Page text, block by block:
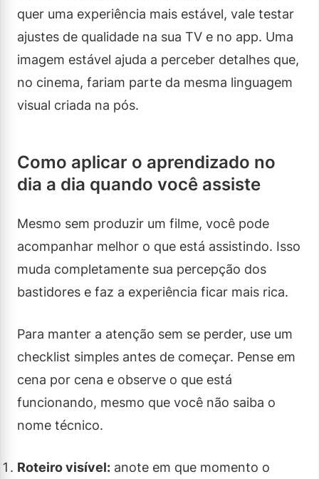
quer uma experiência mais estável, vale testar
ajustes de qualidade na sua TV e no app. Uma
imagem estável ajuda a perceber detalhes que,
no cinema, fariam parte da mesma linguagem
visual criada na pós.
Como aplicar o aprendizado no
dia a dia quando você assiste
Mesmo sem produzir um filme, você pode
acompanhar melhor o que está assistindo. Isso
muda completamente sua percepção dos
bastidores e faz a experiência ficar mais rica.
Para manter a atenção sem se perder, use um
checklist simples antes de começar. Pense em
cena por cena e observe o que está
funcionando, mesmo que você não saiba o
nome técnico.
Roteiro visível: anote em que momento o